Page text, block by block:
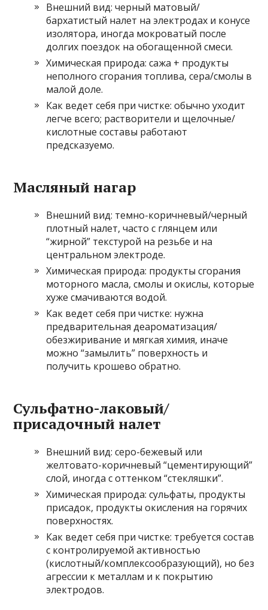
Внешний вид: черный матовый/
бархатистый налет на электродах и конусе
изолятора, иногда мокроватый после
долгих поездок на обогащенной смеси.
Химическая природа: сажа + продукты
неполного сгорания топлива, сера/смолы в
малой доле.
Как ведет себя при чистке: обычно уходит
легче всего; растворители и щелочные/
кислотные составы работают
предсказуемо.
Масляный нагар
Внешний вид: темно-коричневый/черный
плотный налет, часто с глянцем или
“жирной” текстурой на резьбе и на
центральном электроде.
Химическая природа: продукты сгорания
моторного масла, смолы и окислы, которые
хуже смачиваются водой.
Как ведет себя при чистке: нужна
предварительная деароматизация/
обезжиривание и мягкая химия, иначе
можно “замылить” поверхность и
получить крошево обратно.
Сульфатно-лаковый/
присадочный налет
Внешний вид: серо-бежевый или
желтовато-коричневый “цементирующий”
слой, иногда с оттенком “стекляшки”.
Химическая природа: сульфаты, продукты
присадок, продукты окисления на горячих
поверхностях.
Как ведет себя при чистке: требуется состав
с контролируемой активностью
(кислотный/комплексообразующий), но без
агрессии к металлам и к покрытию
электродов.